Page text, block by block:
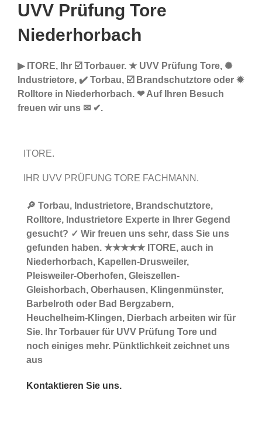
UVV Prüfung Tore
Niederhorbach
▶︎ ITORE, Ihr ☑️ Torbauer. ★ UVV Prüfung Tore, ✺
Industrietore, ✔️ Torbau, ☑️ Brandschutztore oder ✹
Rolltore in Niederhorbach. ❤ Auf Ihren Besuch
freuen wir uns ✉ ✔.
ITORE.
IHR UVV PRÜFUNG TORE FACHMANN.
🔎 Torbau, Industrietore, Brandschutztore,
Rolltore, Industrietore Experte in Ihrer Gegend
gesucht? ✓ Wir freuen uns sehr, dass Sie uns
gefunden haben. ★★★★★ ITORE, auch in
Niederhorbach, Kapellen-Drusweiler,
Pleisweiler-Oberhofen, Gleiszellen-
Gleishorbach, Oberhausen, Klingenmünster,
Barbelroth oder Bad Bergzabern,
Heuchelheim-Klingen, Dierbach arbeiten wir für
Sie. Ihr Torbauer für UVV Prüfung Tore und
noch einiges mehr. Pünktlichkeit zeichnet uns
aus
Kontaktieren Sie uns.